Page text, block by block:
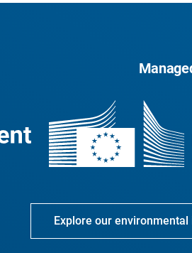
Explore our